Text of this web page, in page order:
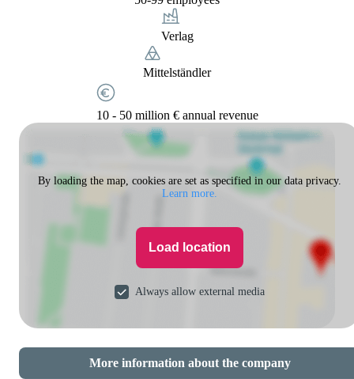
Verlag
Mittelständler
10 - 50 million € annual revenue
By loading the map, cookies are set as specified in our data privacy.
Learn more.
Load location
Always allow external media
More information about the company